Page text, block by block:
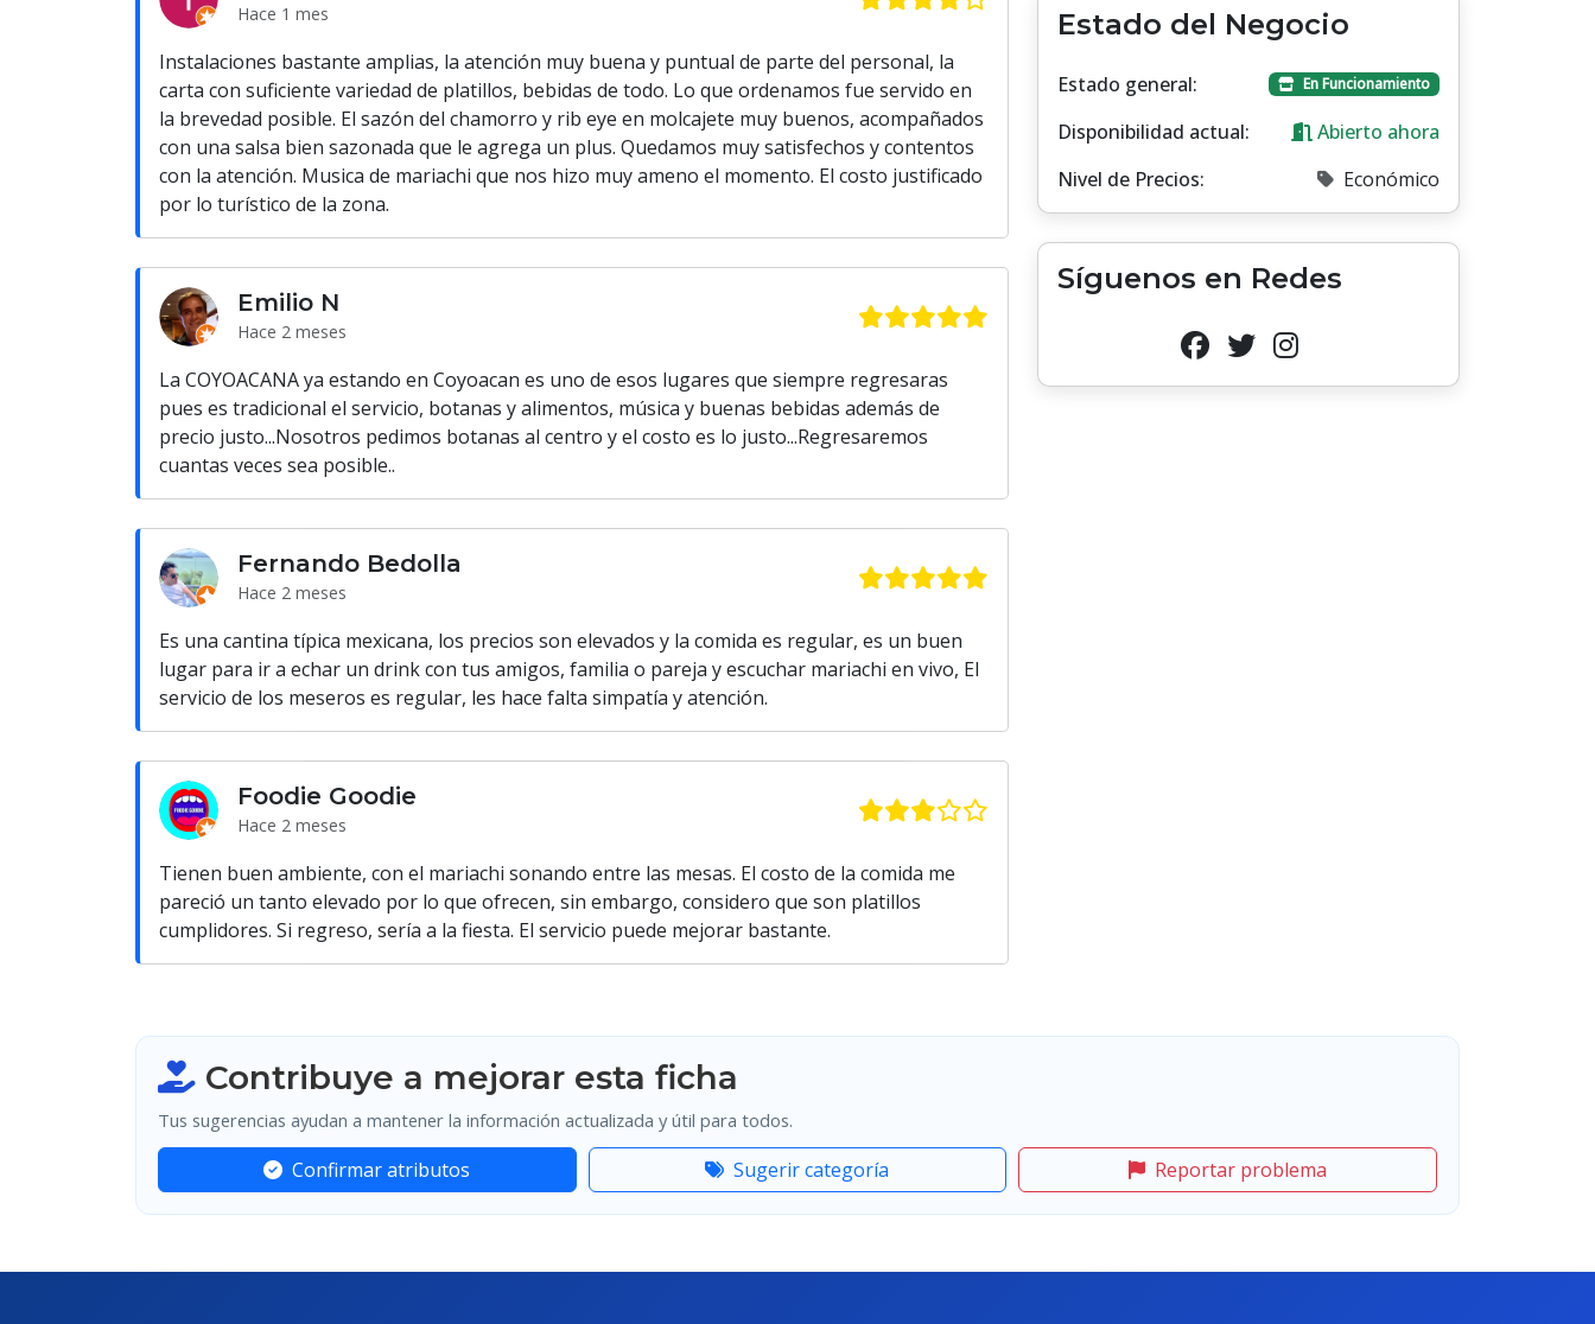
Hace 1 mes
Instalaciones bastante amplias, la atención muy buena y puntual de parte del personal, la
carta con suficiente variedad de platillos, bebidas de todo. Lo que ordenamos fue servido en
la brevedad posible. El sazón del chamorro y rib eye en molcajete muy buenos, acompañados
con una salsa bien sazonada que le agrega un plus. Quedamos muy satisfechos y contentos
con la atención. Musica de mariachi que nos hizo muy ameno el momento. El costo justificado
por lo turístico de la zona.
Emilio N
Hace 2 meses
La COYOACANA ya estando en Coyoacan es uno de esos lugares que siempre regresaras
pues es tradicional el servicio, botanas y alimentos, música y buenas bebidas además de
precio justo...Nosotros pedimos botanas al centro y el costo es lo justo...Regresaremos
cuantas veces sea posible..
Fernando Bedolla
Hace 2 meses
Es una cantina típica mexicana, los precios son elevados y la comida es regular, es un buen
lugar para ir a echar un drink con tus amigos, familia o pareja y escuchar mariachi en vivo, El
servicio de los meseros es regular, les hace falta simpatía y atención.
Foodie Goodie
Hace 2 meses
Tienen buen ambiente, con el mariachi sonando entre las mesas. El costo de la comida me
pareció un tanto elevado por lo que ofrecen, sin embargo, considero que son platillos
cumplidores. Si regreso, sería a la fiesta. El servicio puede mejorar bastante.
Estado del Negocio
Estado general: En Funcionamiento
Disponibilidad actual:
Abierto ahora
Nivel de Precios:
Económico
Síguenos en Redes
Contribuye a mejorar esta ficha
Tus sugerencias ayudan a mantener la información actualizada y útil para todos.
Confirmar atributos Sugerir categoría Reportar problema